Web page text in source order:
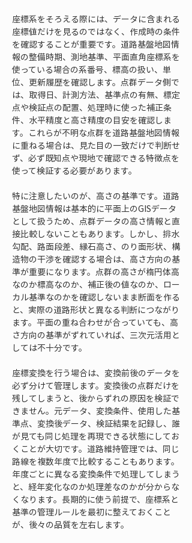
座標系をそろえる際には、データに含まれる
座標値だけを見るのではなく、作成時の条件
を確認することが重要です。道路基盤地図情
報の整備時期、測地基準、平面直角座標系を
使っている場合の系番号、標高の扱い、単
位、更新履歴を確認します。点群データ側で
は、取得日、計測方法、基準点の有無、標定
点や検証点の配置、処理時に使った補正条
件、水平精度と高さ精度の目安を確認しま
す。これらが不明な点群を道路基盤地図情報
に重ねる場合は、見た目の一致だけで判断せ
ず、必ず既知点や現地で確認できる特徴点を
使って検証する必要があります。
特に注意したいのが、高さの基準です。道路
基盤地図情報は基本的に平面上のGISデータ
として扱うため、点群データの高さ情報と直
接比較しないこともあります。しかし、排水
勾配、路面段差、縁石高さ、のり面形状、構
造物の干渉を確認する場合は、高さ方向の基
準が重要になります。点群の高さが楕円体高
なのか標高なのか、補正後の値なのか、ロー
カル基準なのかを確認しないまま断面を作る
と、実際の道路形状と異なる判断につながり
ます。平面の重ね合わせが合っていても、高
さ方向の基準がずれていれば、三次元活用と
しては不十分です。
座標変換を行う場合は、変換前後のデータを
必ず分けて管理します。変換後の点群だけを
残してしまうと、後からずれの原因を検証で
きません。元データ、変換条件、使用した基
準点、変換後データ、検証結果を記録し、誰
が見ても同じ処理を再現できる状態にしてお
くことが大切です。道路維持管理では、同じ
路線を複数年度で比較することもあります。
年度ごとに異なる変換条件で処理してしまう
と、経年変化なのか処理差なのかが分からな
くなります。長期的に使う前提で、座標系と
基準の管理ルールを最初に整えておくこと
が、後々の品質を左右します。